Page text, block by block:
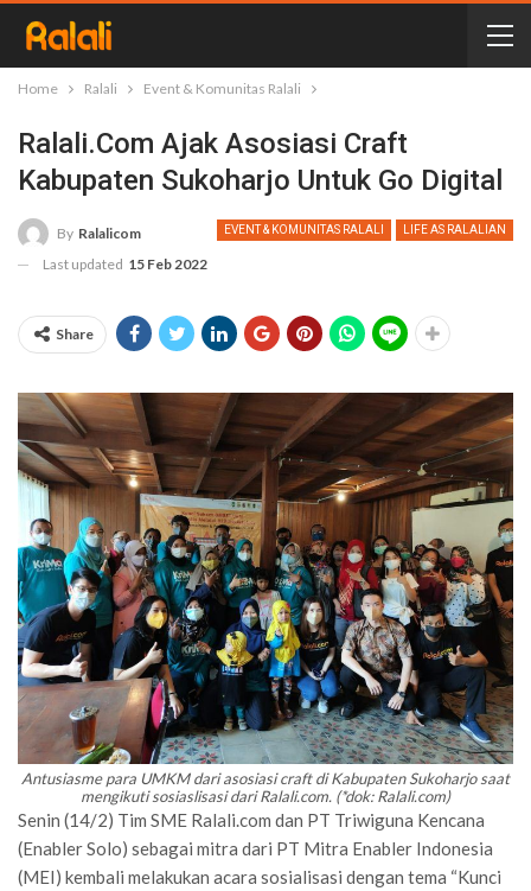
Home Ralali Event & Komunitas Ralali
Ralali.com Ajak Asosiasi Craft
Kabupaten Sukoharjo Untuk Go Digital
EVENT & KOMUNITAS RALALI LIFE AS RALALIAN
By Ralalicom
Last updated 15 Feb 2022
Share
Antusiasme para UMKM dari asosiasi craft di Kabupaten Sukoharjo saat
mengikuti sosiaslisasi dari Ralali.com. (*dok: Ralali.com)
Senin (14/2) Tim SME Ralali.com dan PT Triwiguna Kencana
(Enabler Solo) sebagai mitra dari PT Mitra Enabler Indonesia
(MEI) kembali melakukan acara sosialisasi dengan tema “Kunci